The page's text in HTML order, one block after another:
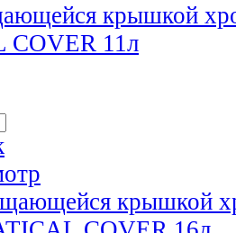
крышкой
COVER 11л